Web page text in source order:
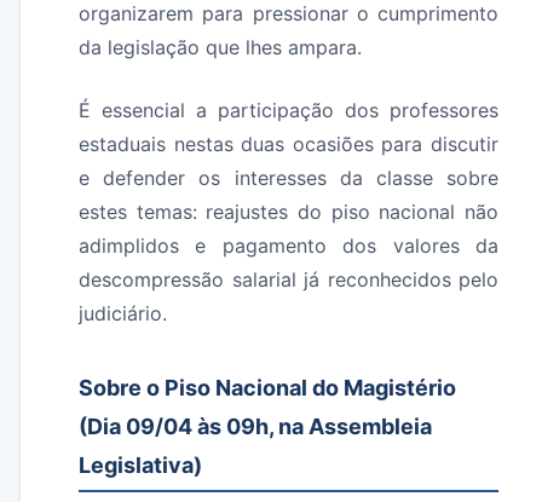
organizarem para pressionar o cumprimento
da legislação que lhes ampara.
É essencial a participação dos professores
estaduais nestas duas ocasiões para discutir
e defender os interesses da classe sobre
estes temas: reajustes do piso nacional não
adimplidos e pagamento dos valores da
descompressão salarial já reconhecidos pelo
judiciário.
Sobre o Piso Nacional do Magistério
(Dia 09/04 às 09h, na Assembleia
Legislativa)